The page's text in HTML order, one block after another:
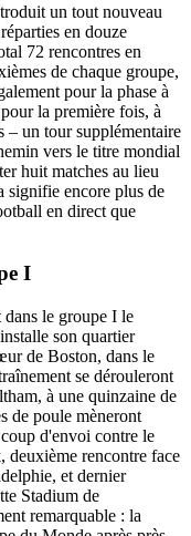
un tout nouveau
en douze
72 rencontres en
de chaque groupe,
pour la phase à
la première fois, à
– un tour supplémentaire
vers le titre mondial
huit matches au lieu
signifie encore plus de
en direct que
I
le groupe I le
son quartier
de Boston, dans le
se dérouleront
à une quinzaine de
de poule mèneront
d'envoi contre le
rencontre face
et dernier
Stadium de
remarquable : la